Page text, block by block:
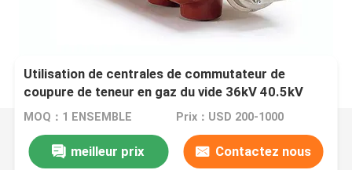
Utilisation de centrales de commutateur de
coupure de teneur en gaz du vide 36kV 40.5kV
Sf6
MOQ：1 ENSEMBLE Prix：USD 200-1000
meilleur prix Contactez nous